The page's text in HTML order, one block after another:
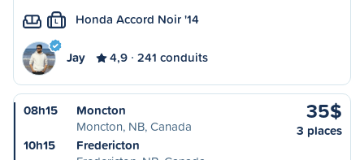
L Honda Accord Noir '14
Jay 4,9 241 conduits
08h15
Moncton
Moncton, NB, Canada
10h15
Fredericton
35$
3 places